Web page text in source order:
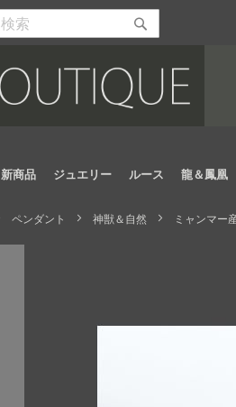
検
始
新商品 ジュエリー ルース 龍＆鳳凰
ペンダント 神獣＆自然 ミャンマー